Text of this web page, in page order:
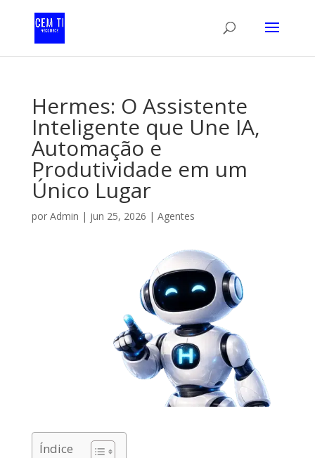
Hermes: O Assistente
Inteligente que Une IA,
Automação e
Produtividade em um
Único Lugar
por Admin | jun 25, 2026 | Agentes
Índice